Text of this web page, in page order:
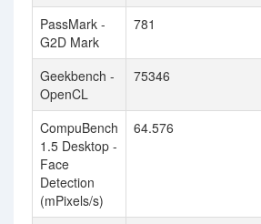
PassMark -
G2D Mark
781
Geekbench -
OpenCL
75346
CompuBench
1.5 Desktop -
Face
Detection
(mPixels/s)
64.576